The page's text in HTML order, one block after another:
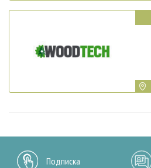
Подписка